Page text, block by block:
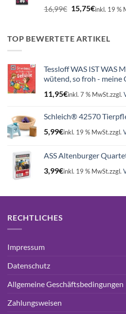
16,99€ Ursprünglicher
16,99€
15,75€Aktueller
15,75€.
inkl. 19 %
TOP BEWERTETE ARTIKEL
Tessloff WAS IST WAS
wütend, so froh - meine
11,95€inkl. 7 % MwSt.zzgl.
Schleich® 42570
5,99€inkl. 19 % MwSt.zzgl.
ASS Altenburger
3,99€inkl. 19 % MwSt.zzgl.
RECHTLICHES
Impressum
Datenschutz
Allgemeine Geschäftsbedingungen
Zahlungsweisen